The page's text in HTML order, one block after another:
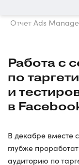
Отчет Ads
Работа с
по
и
в
В декабре вместе
глубже
аудиторию по